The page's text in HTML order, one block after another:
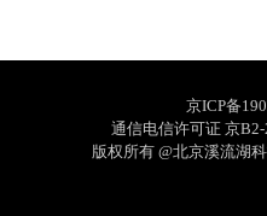
京ICP备
通信电信许可证 京
版权所有 @北京溪流湖